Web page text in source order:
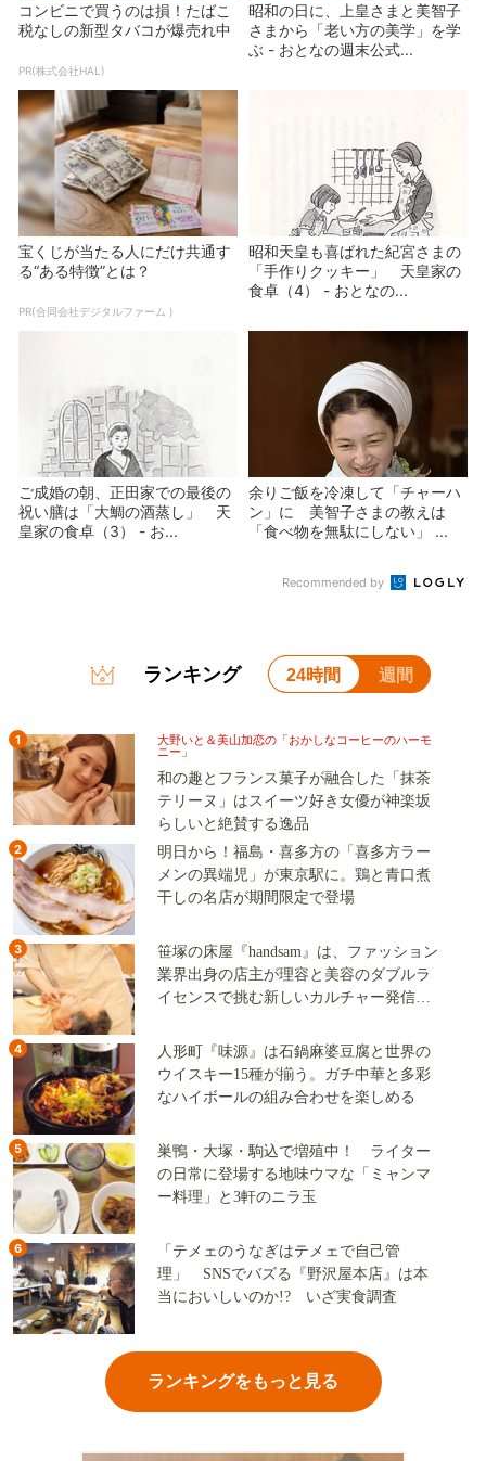
コンビニで買うのは損！たばこ
税なしの新型タバコが爆売れ中
PR(株式会社HAL)
昭和の日に、上皇さまと美智子
さまから「老い方の美学」を学
ぶ - おとなの週末公式...
宝くじが当たる人にだけ共通す
る“ある特徴”とは？
PR(合同会社デジタルファーム )
昭和天皇も喜ばれた紀宮さまの
「手作りクッキー」 天皇家の
食卓（4） - おとなの...
ご成婚の朝、正田家での最後の
祝い膳は「大鯛の酒蒸し」 天
皇家の食卓（3） - お...
余りご飯を冷凍して「チャーハ
ン」に 美智子さまの教えは
「食べ物を無駄にしない」 ...
Recommended by
ランキング 24時間 週間
1
大野いと＆美山加恋の「おかしなコーヒーのハーモ
ニー」
和の趣とフランス菓子が融合した「抹茶
テリーヌ」はスイーツ好き女優が神楽坂
らしいと絶賛する逸品
2
明日から！福島・喜多方の「喜多方ラー
メンの異端児」が東京駅に。鶏と青口煮
干しの名店が期間限定で登場
3
笹塚の床屋『handsam』は、ファッション
業界出身の店主が理容と美容のダブルラ
イセンスで挑む新しいカルチャー発信基
4
人形町『味源』は石鍋麻婆豆腐と世界の
ウイスキー15種が揃う。ガチ中華と多彩
なハイボールの組み合わせを楽しめる
5
巣鴨・大塚・駒込で増殖中！ ライター
の日常に登場する地味ウマな「ミャンマ
ー料理」と3軒のニラ玉
6
「テメェのうなぎはテメェで自己管
理」 SNSでバズる『野沢屋本店』は本
当においしいのか!? いざ実食調査
ランキングをもっと見る